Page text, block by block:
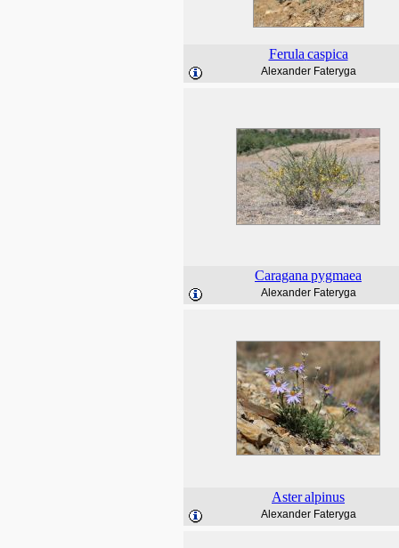
Ferula caspica
Alexander Fateryga
Caragana pygmaea
Alexander Fateryga
Asteralpinus
Alexander Fateryga